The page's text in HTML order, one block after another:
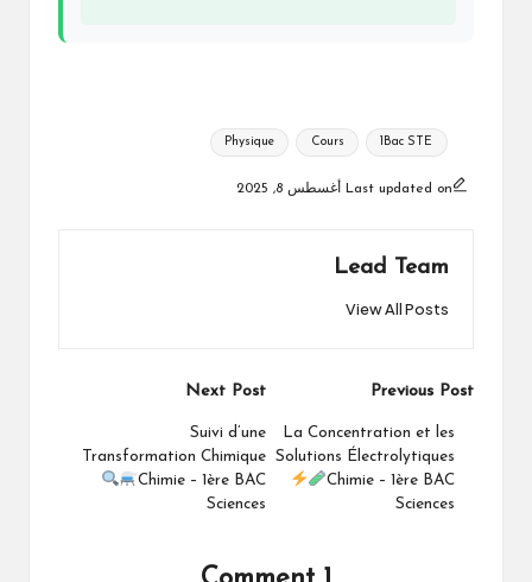
Tags:
Physique Cours 1Bac STE
Last updated on أغسطس 8, 2025
Lead Team
View All Posts
Post
navigation
Previous Post
La Concentration et les
Solutions Électrolytiques
Chimie – 1ère BAC
Sciences
Next Post
Suivi d’une
Transformation Chimique
Chimie – 1ère BAC
Sciences